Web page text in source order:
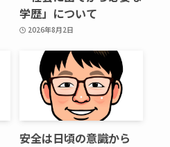
学歴」について
2026年8月2日
安全は日頃の意識から